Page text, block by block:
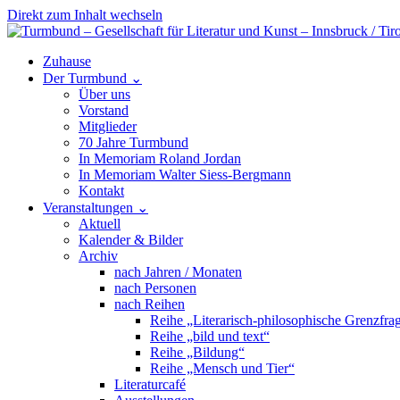
Direkt zum Inhalt wechseln
Hauptnavigation
Zuhause
Der Turmbund ⌄
Über uns
Vorstand
Mitglieder
70 Jahre Turmbund
In Memoriam Roland Jordan
In Memoriam Walter Siess-Bergmann
Kontakt
Veranstaltungen ⌄
Aktuell
Kalender & Bilder
Archiv
nach Jahren / Monaten
nach Personen
nach Reihen
Reihe „Literarisch-philosophische
Reihe „bild und text“
Reihe „Bildung“
Reihe „Mensch und Tier“
Literaturcafé